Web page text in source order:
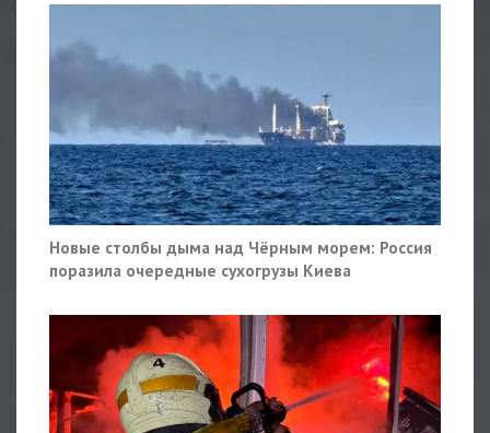
Новые столбы дыма над Чёрным морем: Россия
поразила очередные сухогрузы Киева